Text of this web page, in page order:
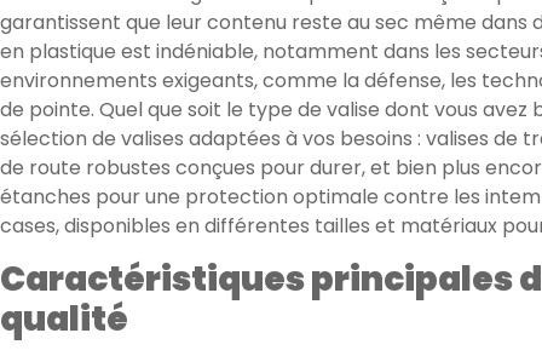
garantissent que leur contenu reste au sec même dans
en plastique est indéniable, notamment dans les
environnements exigeants, comme la défense, les
de pointe. Quel que soit le type de valise dont vous avez
sélection de valises adaptées à vos besoins : valises de
de route robustes conçues pour durer, et bien plus
étanches pour une protection optimale contre les
cases, disponibles en différentes tailles et matériaux
Caractéristiques principales
qualité